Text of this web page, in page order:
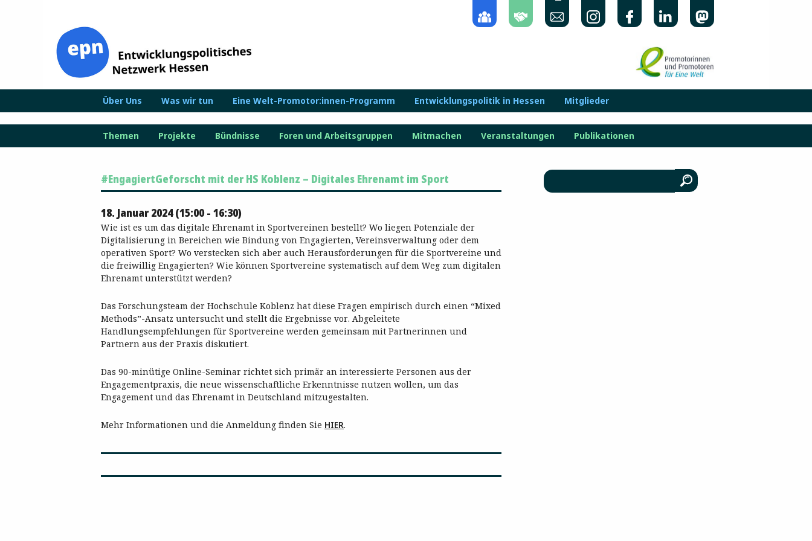
Über Uns Was wir tun Eine Welt-Promotor:innen-Programm Entwicklungspolitik in Hessen Mitglieder
Themen Projekte Bündnisse Foren und Arbeitsgruppen Mitmachen Veranstaltungen Publikationen
#EngagiertGeforscht mit der HS Koblenz – Digitales Ehrenamt im Sport
18. Januar 2024 (15:00 - 16:30)
Wie ist es um das digitale Ehrenamt in Sportvereinen bestellt? Wo liegen Potenziale der
Digitalisierung in Bereichen wie Bindung von Engagierten, Vereinsverwaltung oder dem
operativen Sport? Wo verstecken sich aber auch Herausforderungen für die Sportvereine und
die freiwillig Engagierten? Wie können Sportvereine systematisch auf dem Weg zum digitalen
Ehrenamt unterstützt werden?
Das Forschungsteam der Hochschule Koblenz hat diese Fragen empirisch durch einen “Mixed
Methods”-Ansatz untersucht und stellt die Ergebnisse vor. Abgeleitete
Handlungsempfehlungen für Sportvereine werden gemeinsam mit Partnerinnen und
Partnern aus der Praxis diskutiert.
Das 90-minütige Online-Seminar richtet sich primär an interessierte Personen aus der
Engagementpraxis, die neue wissenschaftliche Erkenntnisse nutzen wollen, um das
Engagement und das Ehrenamt in Deutschland mitzugestalten.
Mehr Informationen und die Anmeldung finden Sie HIER.